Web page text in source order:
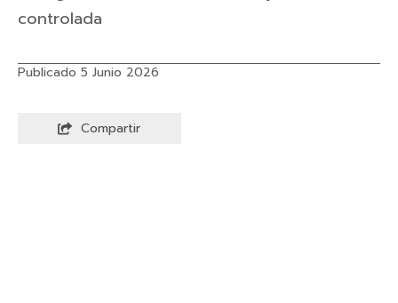
controlada
Publicado 5 Junio 2026
Compartir